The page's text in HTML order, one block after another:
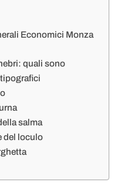
Economici Monza
quali sono
salma
del loculo